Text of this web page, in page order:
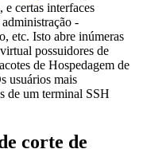
certas interfaces
-
etc. Isto abre inúmeras
possuidores de
de Hospedagem de
usuários mais
de um terminal SSH
corte de